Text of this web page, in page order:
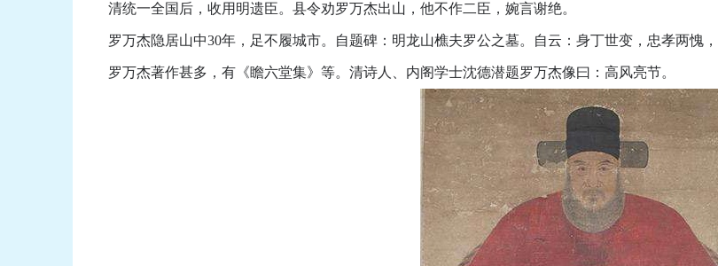
清统一全国后，收用明遗臣。县令劝罗万杰出山，他不作二臣，婉言谢绝。
罗万杰隐居山中30年，足不履城市。自题碑：明龙山樵夫罗公之墓。自云：身丁世变，忠孝两愧
罗万杰著作甚多，有《瞻六堂集》等。清诗人、内阁学士沈德潜题罗万杰像曰：高风亮节。